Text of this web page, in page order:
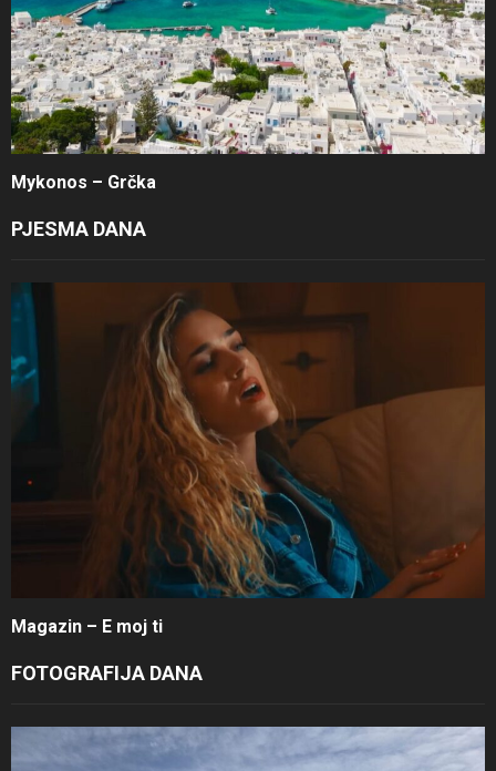
Mykonos – Grčka
PJESMA DANA
Magazin – E moj ti
FOTOGRAFIJA DANA